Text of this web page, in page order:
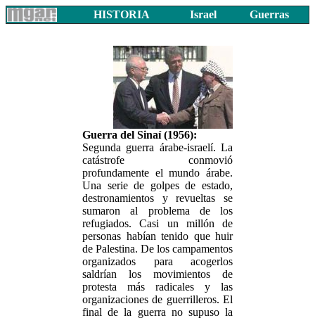
HISTORIA Israel Guerras
Guerra del Sinaí (1956):
Segunda guerra árabe-israelí. La
catástrofe conmovió
profundamente el mundo árabe.
Una serie de golpes de estado,
destronamientos y revueltas se
sumaron al problema de los
refugiados. Casi un millón de
personas habían tenido que huir
de Palestina. De los campamentos
organizados para acogerlos
saldrían los movimientos de
protesta más radicales y las
organizaciones de guerrilleros. El
final de la guerra no supuso la